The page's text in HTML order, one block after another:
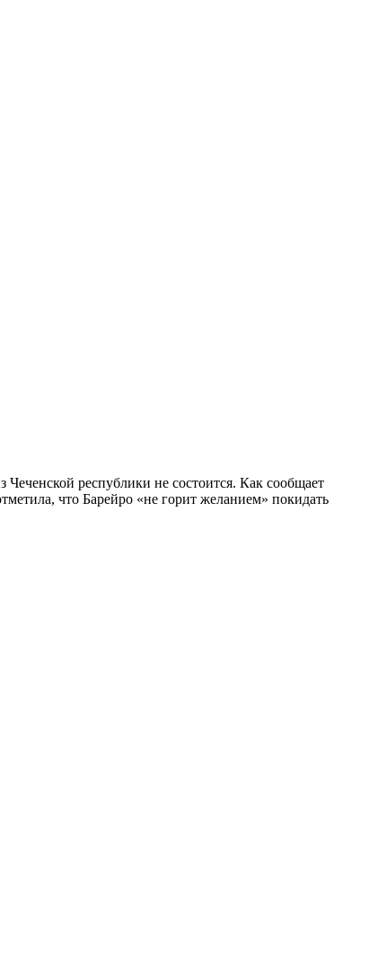
республики не состоится. Как сообщает
что Барейро «не горит желанием» покидать